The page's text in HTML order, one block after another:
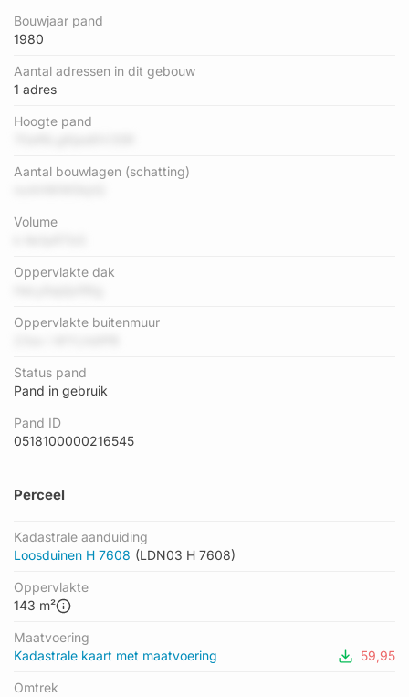
Bouwjaar pand
1980
Aantal adressen in dit gebouw
1 adres
Hoogte pand
Aantal bouwlagen (schatting)
Volume
Oppervlakte dak
Oppervlakte buitenmuur
Status pand
Pand in gebruik
Pand ID
0518100000216545
Perceel
Kadastrale aanduiding
Loosduinen H 7608 (LDN03 H 7608)
Oppervlakte
143 m²
Maatvoering
Kadastrale kaart met maatvoering
59,95
Omtrek